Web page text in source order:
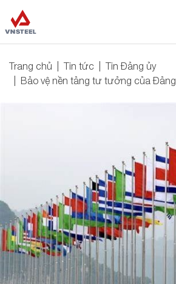
Trang chủ Tin tức
Tin Đảng ủy
Bảo vệ nền tảng tư tưởng của Đảng